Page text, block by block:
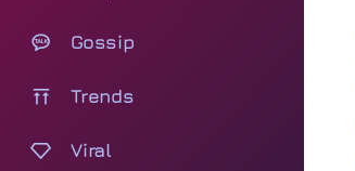
Gossip
Trends
Viral